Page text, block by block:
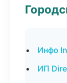
Инфо
ИП